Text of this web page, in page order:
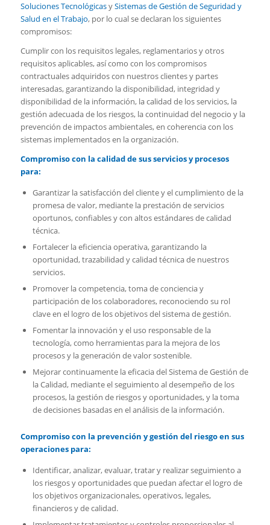
Soluciones TecnológicasySistemas de Gestión de Seguridad y
Salud en el Trabajo, por lo cual se declaran los siguientes
compromisos:
Cumplir con los requisitos legales, reglamentarios y otros
requisitos aplicables, así como con los compromisos
contractuales adquiridos con nuestros clientes y partes
interesadas, garantizando la disponibilidad, integridad y
disponibilidad de la información, la calidad de los servicios, la
gestión adecuada de los riesgos, la continuidad del negocio y la
prevención de impactos ambientales, en coherencia con los
sistemas implementados en la organización.
Compromiso con la calidad de sus servicios y procesos
para:
Garantizar la satisfacción del cliente y el cumplimiento de la
promesa de valor, mediante la prestación de servicios
oportunos, confiables y con altos estándares de calidad
técnica.
Fortalecer la eficiencia operativa, garantizando la
oportunidad, trazabilidad y calidad técnica de nuestros
servicios.
Promover la competencia, toma de conciencia y
participación de los colaboradores, reconociendo su rol
clave en el logro de los objetivos del sistema de gestión.
Fomentar la innovación y el uso responsable de la
tecnología, como herramientas para la mejora de los
procesos y la generación de valor sostenible.
Mejorar continuamente la eficacia del Sistema de Gestión de
la Calidad, mediante el seguimiento al desempeño de los
procesos, la gestión de riesgos y oportunidades, y la toma
de decisiones basadas en el análisis de la información.
Compromiso con la prevención y gestión del riesgo en sus
operaciones para:
Identificar, analizar, evaluar, tratar y realizar seguimiento a
los riesgos y oportunidades que puedan afectar el logro de
los objetivos organizacionales, operativos, legales,
financieros y de calidad.